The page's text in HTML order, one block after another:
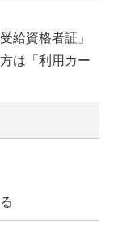
給資格者証」
は「利用カー